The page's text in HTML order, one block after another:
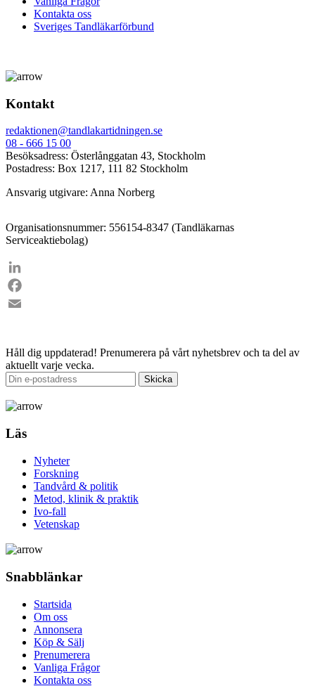
Kontakta oss
Sveriges Tandläkarförbund
Kontakt
redaktionen@tandlakartidningen.se
08 - 666 15 00
Besöksadress: Österlånggatan 43, Stockholm
Postadress: Box 1217, 111 82 Stockholm
Ansvarig utgivare: Anna Norberg
Organisationsnummer: 556154-8347 (Tandläkarnas
Serviceaktiebolag)
LinkedIn
Facebook
Håll dig uppdaterad! Prenumerera på vårt nyhetsbrev och ta del av
aktuellt varje vecka.
Läs
Nyheter
Forskning
Tandvård & politik
Metod, klinik & praktik
Ivo-fall
Vetenskap
Snabblänkar
Startsida
Om oss
Annonsera
Köp & Sälj
Prenumerera
Vanliga Frågor
Kontakta oss